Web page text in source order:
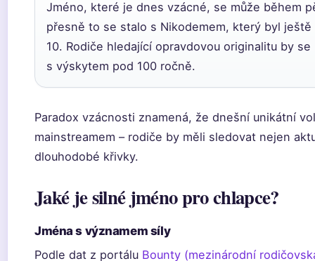
Jméno, které je dnes vzácné, se může během
přesně to se stalo s Nikodemem, který byl
10. Rodiče hledající opravdovou originalitu by
s výskytem pod 100 ročně.
Paradox vzácnosti znamená, že dnešní unikátní
mainstreamem – rodiče by měli sledovat nejen
dlouhodobé křivky.
Jaké je silné jméno pro chlapce?
Jména s významem síly
Podle dat z portálu Bounty (mezinárodní